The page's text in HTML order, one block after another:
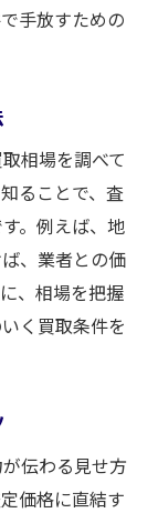
手放すための
相場を調べて
ることで、査
。例えば、地
、業者との価
、相場を把握
く買取条件を
伝わる見せ方
価格に直結す